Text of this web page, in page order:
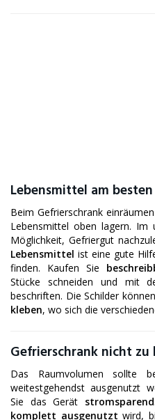
Lebensmittel am
Beim Gefrierschrank
Lebensmittel oben lagern. Im
Möglichkeit, Gefriergut
Lebensmittel ist eine gute
finden. Kaufen Sie
Stücke schneiden und mit
beschriften. Die Schilder
kleben, wo sich die
Gefrierschrank nicht zu
Das Raumvolumen sollte
weitestgehendst ausgenutzt
Sie das Gerät stromsparend
komplett ausgenutzt wird,